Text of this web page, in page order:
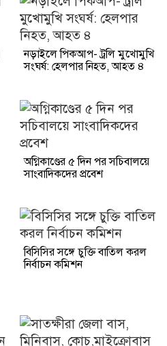
নড়াইলে পিকআপ- ট্রলি মুখোমুখি
সংঘর্ষ: হেলপার নিহত, আহত ৪
অগ্নিকাণ্ডের ৫ দিন পর সচিবালয়ে
সাংবাদিকদের প্রবেশ
বিসিসির সঙ্গে চুক্তি বাতিল করল
নির্বাচন কমিশন